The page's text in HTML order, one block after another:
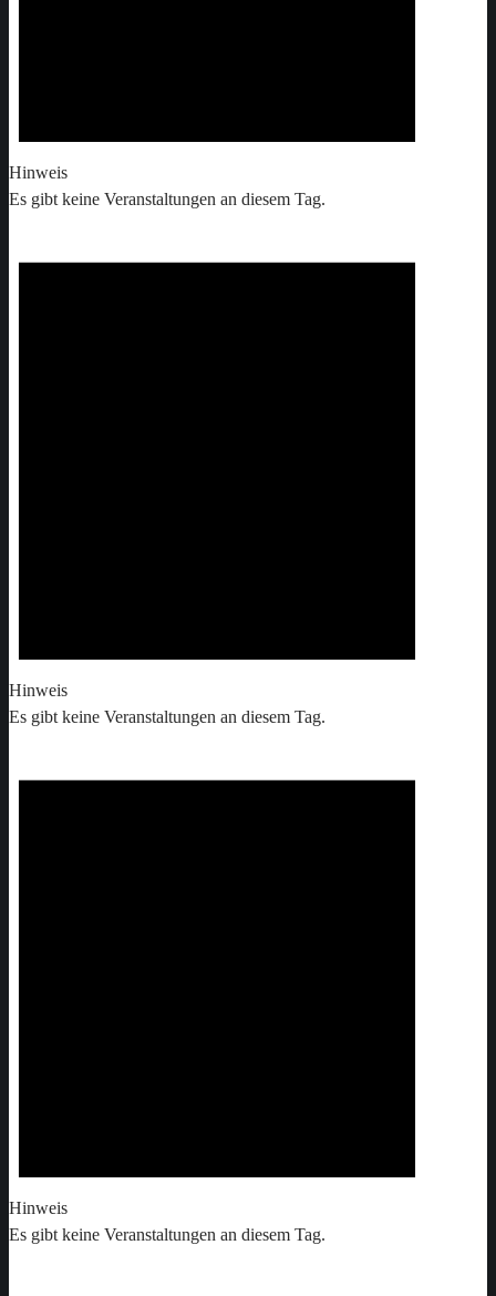
Hinweis
Es gibt keine Veranstaltungen an diesem Tag.
Hinweis
Es gibt keine Veranstaltungen an diesem Tag.
Hinweis
Es gibt keine Veranstaltungen an diesem Tag.